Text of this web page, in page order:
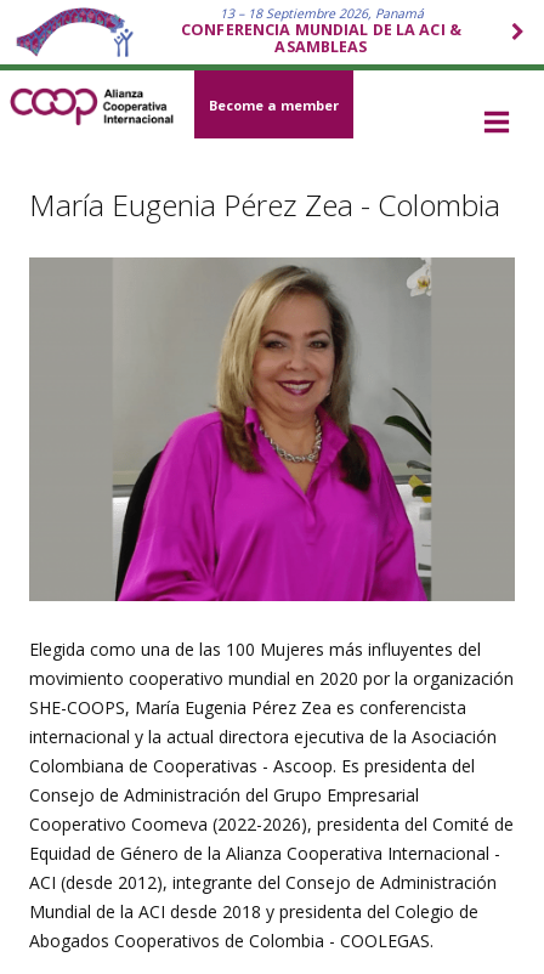
13 – 18 Septiembre 2026, Panamá
CONFERENCIA MUNDIAL DE LA ACI &
ASAMBLEAS
Become a member
María Eugenia Pérez Zea - Colombia
Elegida como una de las 100 Mujeres más influyentes del
movimiento cooperativo mundial en 2020 por la organización
SHE-COOPS, María Eugenia Pérez Zea es conferencista
internacional y la actual directora ejecutiva de la Asociación
Colombiana de Cooperativas - Ascoop. Es presidenta del
Consejo de Administración del Grupo Empresarial
Cooperativo Coomeva (2022-2026), presidenta del Comité de
Equidad de Género de la Alianza Cooperativa Internacional -
ACI (desde 2012), integrante del Consejo de Administración
Mundial de la ACI desde 2018 y presidenta del Colegio de
Abogados Cooperativos de Colombia - COOLEGAS.